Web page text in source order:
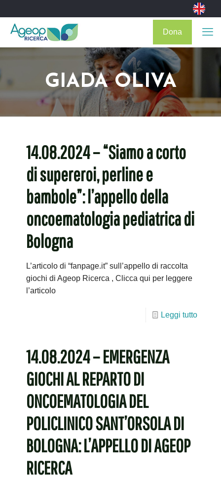
Dona
GIADA OLIVA
14.08.2024 – “Siamo a corto
di supereroi, perline e
bambole”: l’appello della
oncoematologia pediatrica di
Bologna
L’articolo di “fanpage.it” sull’appello di raccolta
giochi di Ageop Ricerca , Clicca qui per leggere
l’articolo
Leggi tutto
14.08.2024 – EMERGENZA
GIOCHI AL REPARTO DI
ONCOEMATOLOGIA DEL
POLICLINICO SANT’ORSOLA DI
BOLOGNA: L’APPELLO DI AGEOP
RICERCA